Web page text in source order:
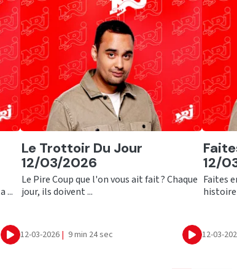
...
Ecouter
Ecouter
Le Trottoir Du Jour
12/03/2026
Le Pire Coup que l'on vous ait fait ? Chaque
jour, ils doivent ...
12-03-2026 | 9 min 24 sec Ecouter
12/
Faites
histoire
12-03-